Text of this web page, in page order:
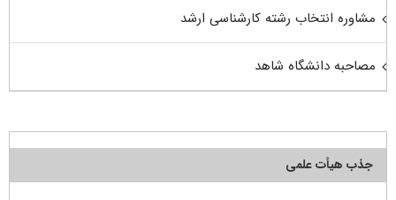
مشاوره انتخاب رشته کارشناسی ارشد
مصاحبه دانشگاه شاهد
جذب هیأت علمی